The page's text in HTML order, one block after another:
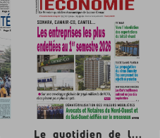
Le quotidien de l...